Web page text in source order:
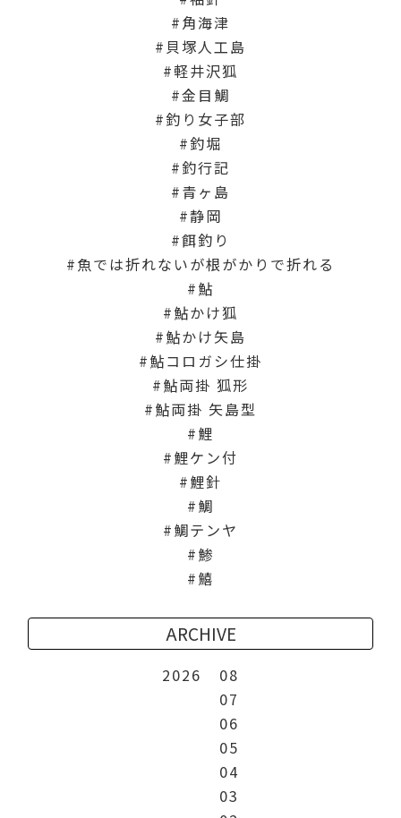
角海津
貝塚人工島
軽井沢狐
金目鯛
釣り女子部
釣堀
釣行記
青ヶ島
静岡
餌釣り
魚では折れないが根がかりで折れる
鮎
鮎かけ狐
鮎かけ矢島
鮎コロガシ仕掛
鮎両掛 狐形
鮎両掛 矢島型
鯉
鯉ケン付
鯉針
鯛
鯛テンヤ
鯵
鱚
ARCHIVE
2026
08
07
06
05
04
03